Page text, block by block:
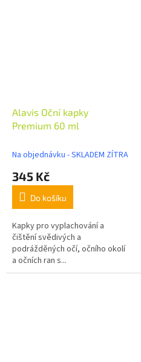
Alavis Oční kapky
Premium 60 ml
Na objednávku - SKLADEM ZÍTRA
345 Kč
Do košíku
Kapky pro vyplachování a
čištění svědivých a
podrážděných očí, očního okolí
a očních ran s...